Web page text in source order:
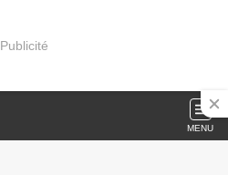
Publicité
MENU